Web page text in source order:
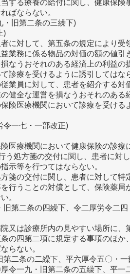
する療養の給付に関し、健康保険
ばならない。
・旧第二条の三繰下)
)
に対して、第五条の規定により受
業務に係る物品の対価の額の値引
なうおそれのある経済上の利益の
診療を受けるように誘引してはな
業員に対して、患者を紹介する対
健全な運営を損なうおそれのある
険医療機関において診療を受ける
令一七・一部改正)
医療機関において健康保険の診療
う処方箋の交付に関し、患者に対
示等を行つてはならない。
箋の交付に関し、患者に対して特
行うことの対償として、保険薬局
。
第二条の四繰下、令二厚労令二
又は診療所内の見やすい場所に、
の四第二項に規定する事項のほか
らない。
二条の二繰下、平六厚令五〇・
令一九・旧第二条の五繰下、平一